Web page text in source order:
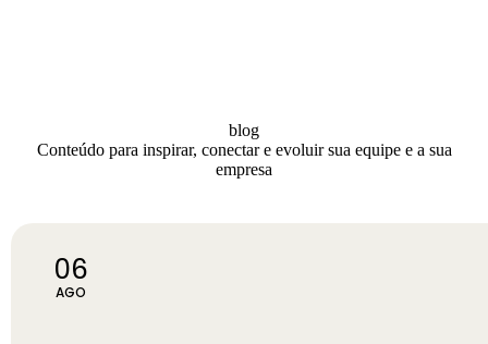
blog
Conteúdo para inspirar, conectar e evoluir sua equipe e a sua
empresa
06
AGO